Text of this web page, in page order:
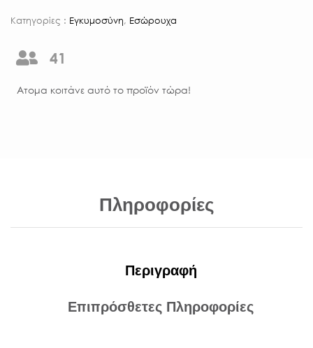
Κατηγορίες : Εγκυμοσύνη, Εσώρουχα
41
Aτομα κοιτάνε αυτό το προϊόν τώρα!
Πληροφορίες
Περιγραφή
Επιπρόσθετες Πληροφορίες